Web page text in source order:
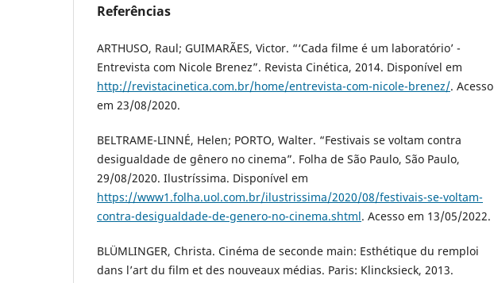
Referências
ARTHUSO, Raul; GUIMARÃES, Victor. “‘Cada filme é um laboratório’ -
Entrevista com Nicole Brenez”. Revista Cinética, 2014. Disponível em
http://revistacinetica.com.br/home/entrevista-com-nicole-brenez/. Acesso
em 23/08/2020.
BELTRAME-LINNÉ, Helen; PORTO, Walter. “Festivais se voltam contra
desigualdade de gênero no cinema”. Folha de São Paulo, São Paulo,
29/08/2020. Ilustríssima. Disponível em
https://www1.folha.uol.com.br/ilustrissima/2020/08/festivais-se-voltam-
contra-desigualdade-de-genero-no-cinema.shtml. Acesso em 13/05/2022.
BLÜMLINGER, Christa. Cinéma de seconde main: Esthétique du remploi
dans l’art du film et des nouveaux médias. Paris: Klincksieck, 2013.